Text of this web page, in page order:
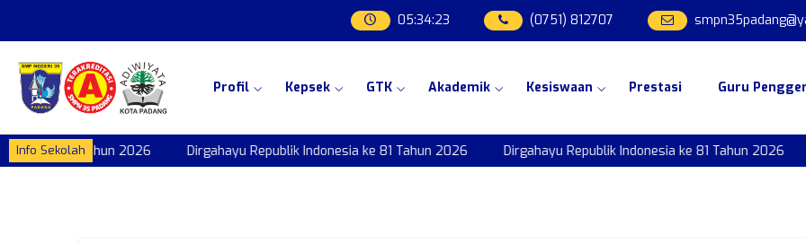
05:34:23 (0751) 812707
Profil Kepsek GTK Akademik Kesiswaan Prestasi Guru
Info Sekolah
ke 81 Tahun 2026 Dirgahayu Republik Indonesia ke 81 Tahun 2026 Dirgahayu Republik Indonesia ke 81 Tahun 2026